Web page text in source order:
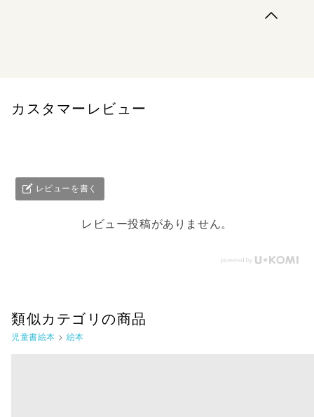
「人魚姫」や「マッチ売りの少女」な...
カスタマーレビュー
レビューを書く
レビュー投稿がありません。
類似カテゴリの商品
児童書絵本 > 絵本